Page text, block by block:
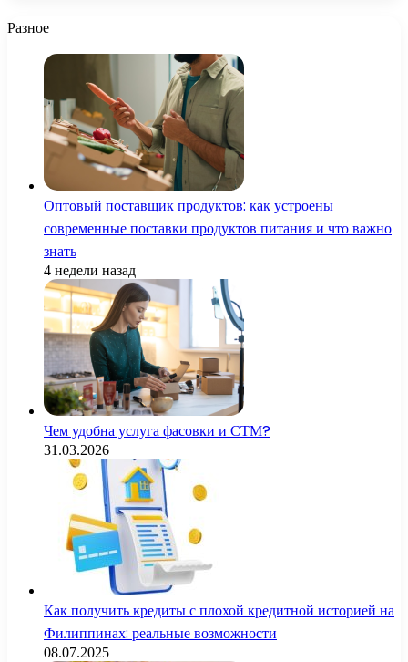
Разное
Оптовый поставщик продуктов: как устроены
современные поставки продуктов питания и что важно
знать
4 недели назад
Чем удобна услуга фасовки и СТМ?
31.03.2026
Как получить кредиты с плохой кредитной историей на
Филиппинах: реальные возможности
08.07.2025